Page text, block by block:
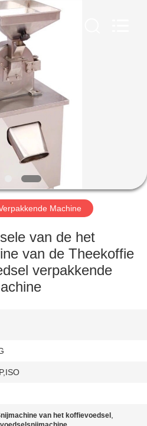
Machine
van de het
van de Theekoffie
verpakkende
van het koffievoedsel ,